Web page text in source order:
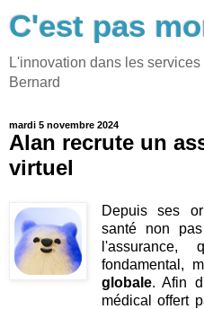
C'est pas
L'innovation dans les
Bernard
mardi 5 novembre 2024
Alan recrute un
virtuel
Depuis ses
santé non
fondamental,
globale. Afin
médical offert